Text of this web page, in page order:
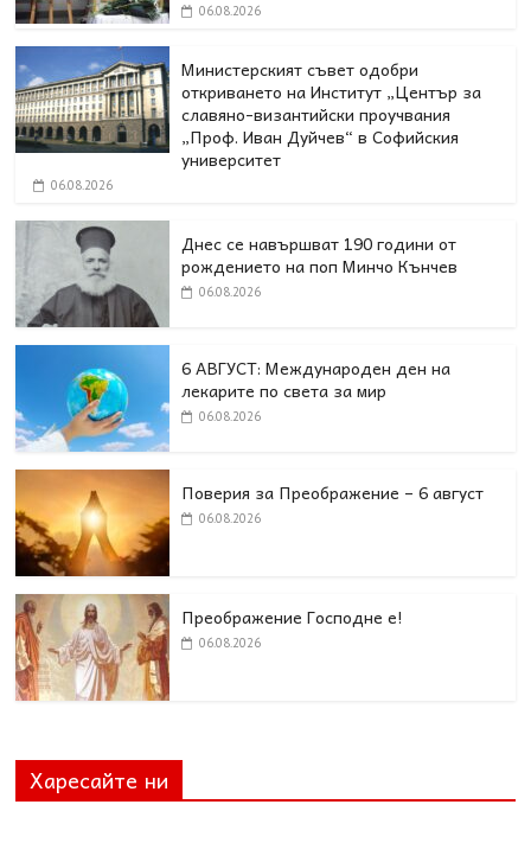
06.08.2026
Министерският съвет одобри
откриването на Институт „Център за
славяно-византийски проучвания
„Проф. Иван Дуйчев“ в Софийския
университет
06.08.2026
Днес се навършват 190 години от
рождението на поп Минчо Кънчев
06.08.2026
6 АВГУСТ: Международен ден на
лекарите по света за мир
06.08.2026
Поверия за Преображение – 6 август
06.08.2026
Преображение Господне е!
06.08.2026
Харесайте ни